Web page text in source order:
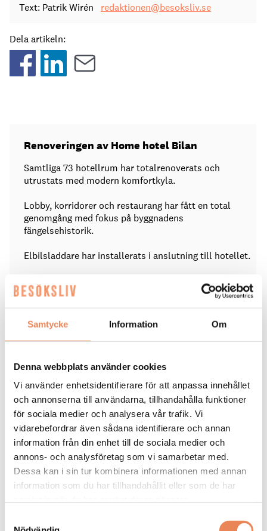
Samtycke Information Om
Denna webbplats använder cookies
Vi använder enhetsidentifierare för att anpassa innehållet
och annonserna till användarna, tillhandahålla funktioner
för sociala medier och analysera vår trafik. Vi
vidarebefordrar även sådana identifierare och annan
information från din enhet till de sociala medier och
annons- och analysföretag som vi samarbetar med.
Dessa kan i sin tur kombinera informationen med annan
information som du har tillhandahållit eller som de har
Text: Patrik Wirén redaktionen@besoksliv.se
Dela artikeln:
Renoveringen av Home hotel Bilan
Samtliga 73 hotellrum har totalrenoverats och
utrustats med modern komfortkyla.
Lobby, korridorer och restaurang har fått en total
genomgång med fokus på byggnadens
fängelsehistorik.
Elbilsladdare har installerats i anslutning till hotellet.
Byggnaden fungerade som Värmlands länsfängelse
mellan 1847 och 1968. Det unika fängelsemuseet i
källaren har bevarats och är fortsatt öppet för
besökare.
Taggar
HOME HOTEL BILAN KARLSTAD STRAWBERRY
KAFÉ | 5 augusti 2026